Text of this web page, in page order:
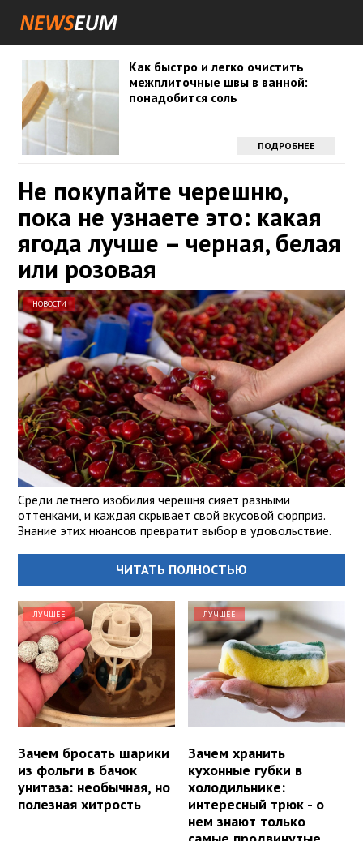
Как быстро и легко очистить
межплиточные швы в ванной:
понадобится соль
ПОДРОБНЕЕ
Не покупайте черешню,
пока не узнаете это: какая
ягода лучше – черная, белая
или розовая
НОВОСТИ
Среди летнего изобилия черешня сияет разными
оттенками, и каждая скрывает свой вкусовой сюрприз.
Знание этих нюансов превратит выбор в удовольствие.
ЧИТАТЬ ПОЛНОСТЬЮ
ЛУЧШЕЕ
Зачем бросать шарики
из фольги в бачок
унитаза: необычная, но
полезная хитрость
ЛУЧШЕЕ
Зачем хранить
кухонные губки в
холодильнике:
интересный трюк - о
нем знают только